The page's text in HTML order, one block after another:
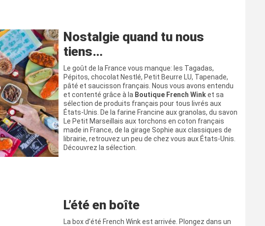
Nostalgie quand tu nous
tiens…
Le goût de la France vous manque: les Tagadas,
Pépitos, chocolat Nestlé, Petit Beurre LU, Tapenade,
pâté et saucisson français. Nous vous avons entendu
et contenté grâce à la Boutique French Winket sa
sélection de produits français pour tous livrés aux
États-Unis. De la farine Francine aux granolas, du savon
Le Petit Marseillais aux torchons en coton français
made in France, de la girage Sophie aux classiques de
librairie, retrouvez un peu de chez vous aux États-Unis.
Découvrez la sélection.
L’été en boîte
La box d’été French Wink est arrivée. Plongez dans un